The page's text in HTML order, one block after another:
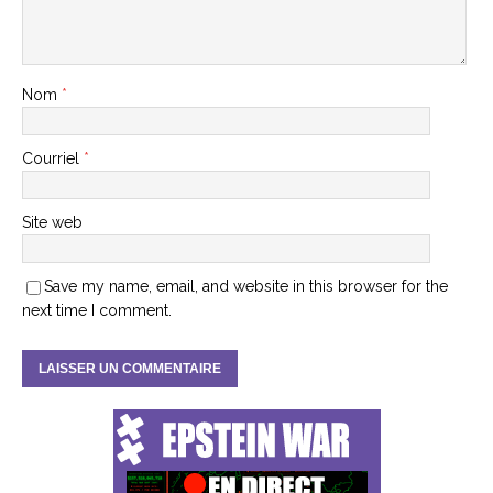
Nom *
Courriel *
Site web
Save my name, email, and website in this browser for the
next time I comment.